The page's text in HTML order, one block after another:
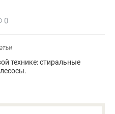
0
технике: стиральные